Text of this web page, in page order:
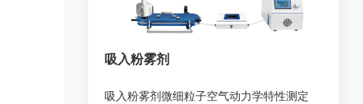
吸入粉雾剂
吸入粉雾剂微细粒子空气动力学特性测定